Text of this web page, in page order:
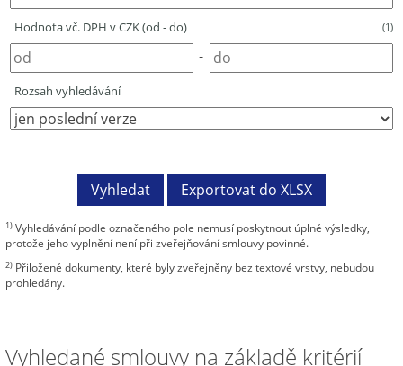
Hodnota vč. DPH v CZK (od - do) (1)
-
Rozsah vyhledávání
1) Vyhledávání podle označeného pole nemusí poskytnout úplné výsledky,
protože jeho vyplnění není při zveřejňování smlouvy povinné.
2) Přiložené dokumenty, které byly zveřejněny bez textové vrstvy, nebudou
prohledány.
Vyhledané smlouvy na základě kritérií